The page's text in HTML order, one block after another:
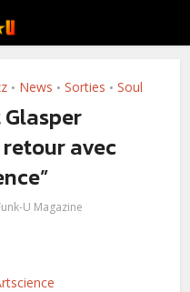
• News • Sorties • Soul
avec
U Magazine